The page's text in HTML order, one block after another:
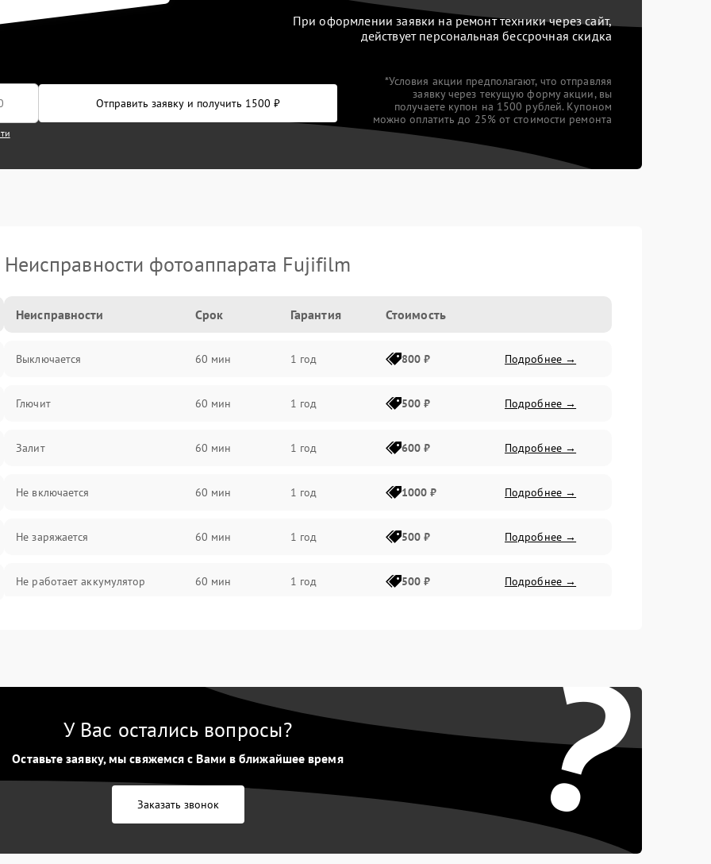
При оформлении заявки на ремонт техники через сайт,
действует персональная бессрочная скидка
Отправить заявку и получить 1500 ₽
*Условия акции предполагают, что отправляя
заявку через текущую форму акции, вы
получаете купон на 1500 рублей. Купоном
можно оплатить до 25% от стоимости ремонта
Неисправности фотоаппарата Fujifilm
Неисправности Срок Гарантия Стоимость
Выключается 60 мин 1 год 800 ₽ Подробнее →
Глючит 60 мин 1 год 500 ₽ Подробнее →
Залит 60 мин 1 год 600 ₽ Подробнее →
Не включается 60 мин 1 год 1000 ₽ Подробнее →
Не заряжается 60 мин 1 год 500 ₽ Подробнее →
Не работает аккумулятор 60 мин 1 год 500 ₽ Подробнее →
?
У Вас остались вопросы?
Оставьте заявку, мы свяжемся с Вами в ближайшее время
Заказать звонок